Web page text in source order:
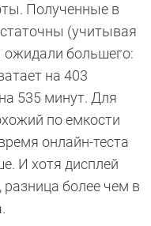
Полученные в
(учитывая
большего:
на 403
535 минут. Для
по емкости
онлайн-теста
И хотя дисплей
разница более чем в